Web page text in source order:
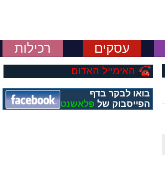
עסקים רכילות
האימייל האדום
בואו לבקר בדף
הפייסבוק של פלאשנט